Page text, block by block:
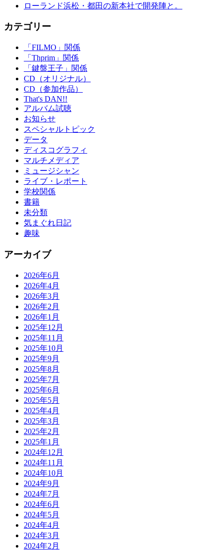
ローランド浜松・都田の新本社で開発陣と。
カテゴリー
「FILMO」関係
「Thprim」関係
「鍵盤王子」関係
CD（オリジナル）
CD（参加作品）
That's DAN!!
アルバム試聴
お知らせ
スペシャルトピック
データ
ディスコグラフィ
マルチメディア
ミュージシャン
ライブ・レポート
学校関係
書籍
未分類
気まぐれ日記
趣味
アーカイブ
2026年6月
2026年4月
2026年3月
2026年2月
2026年1月
2025年12月
2025年11月
2025年10月
2025年9月
2025年8月
2025年7月
2025年6月
2025年5月
2025年4月
2025年3月
2025年2月
2025年1月
2024年12月
2024年11月
2024年10月
2024年9月
2024年7月
2024年6月
2024年5月
2024年4月
2024年3月
2024年2月